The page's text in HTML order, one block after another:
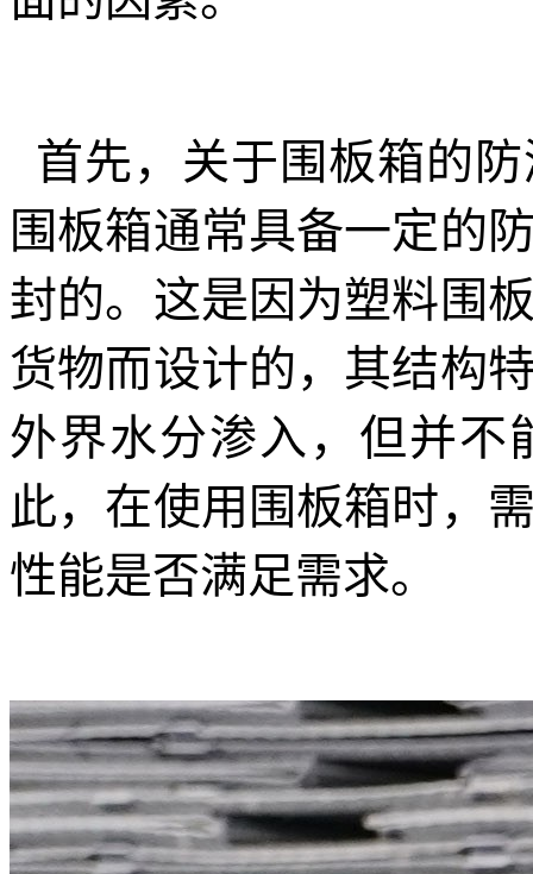
首先，关于围板箱的
围板箱通常具备一定的
封的。这是因为塑料围
货物而设计的，其结构
外界水分渗入，但并不
此，在使用围板箱时，
性能是否满足需求。